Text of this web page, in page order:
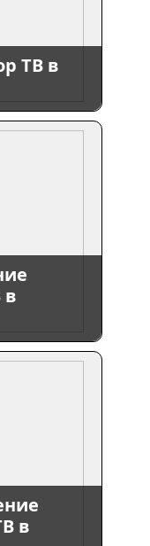
ТВ в
в
в